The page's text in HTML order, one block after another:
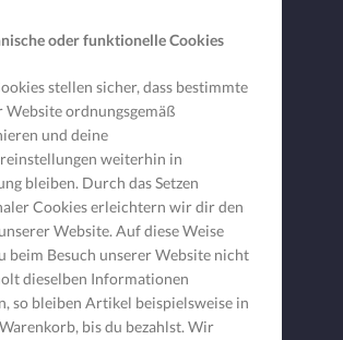
oder funktionelle Cookies
stellen sicher, dass bestimmte
Website ordnungsgemäß
und deine
weiterhin in
bleiben. Durch das Setzen
Cookies erleichtern wir dir den
Website. Auf diese Weise
beim Besuch unserer Website nicht
dieselben Informationen
so bleiben Artikel beispielsweise in
bis du bezahlst. Wir